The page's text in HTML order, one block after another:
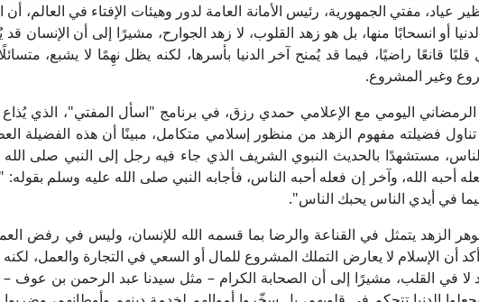
عياد، مفتي الجمهورية، رئيس الأمانة العامة لدور وهيئات الإفتاء في العالم، أن
أو انسحابًا منها، بل هو زهد القلوب، لا زهد الجوارح، مشيرًا إلى أن الإنسان قد
قانعًا راضيًا، فيما قد يُمنح آخر الدنيا بأسرها، لكنه يظل نهِمًا لا يشبع،
وغير المشروع.
اليومي مع الإعلامي حمدي رزق، في برنامج "اسأل المفتي"، الذي
فضيلته مفهوم الزهد من منظور إسلامي متكامل، مبينًا أن هذه الفضيلة
الناس، مستشهدًا بالحديث النبوي الشريف الذي جاء فيه رجل إلى النبي صلى الله
الله، وآخر إن فعله أحبه الناس، فأجابه النبي صلى الله عليه وسلم بقوله:
في أيدي الناس يحبك الناس".
الزهد يتمثل في القناعة والرضا بما قسمه الله للإنسان، وليس في رفض
أن الإسلام لا يعارض التملك المشروع للمال أو السعي في التجارة والعمل،
لا في القلب، مشيرًا إلى أن الصحابة الكرام – مثل سيدنا عبد الرحمن بن عوف –